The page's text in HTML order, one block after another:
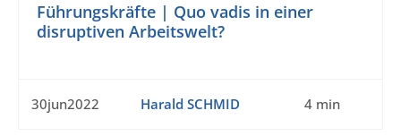
Führungskräfte | Quo vadis in einer
disruptiven Arbeitswelt?
30jun2022 Harald SCHMID 4 min